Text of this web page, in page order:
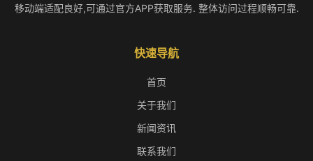
移动端适配良好,可通过官方APP获取服务. 整体访问过程顺畅可靠.
快速导航
首页
关于我们
新闻资讯
联系我们